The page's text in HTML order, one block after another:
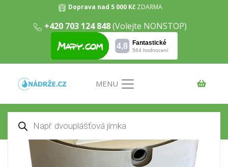
Doprava nad 5 000 Kč ZDARMA
+420 703 124 848(Volejte NONSTOP)
MENU
Products
search
Dvouplášťový kruhový septik 5m3
Septiky/ Dvouplášťový kruhový septik 5m3